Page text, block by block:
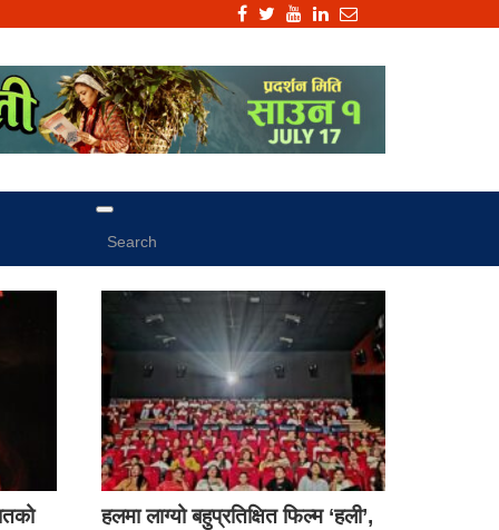
हलमा लाग्यो बहुप्रतिक्षित फिल्म ‘हली’,